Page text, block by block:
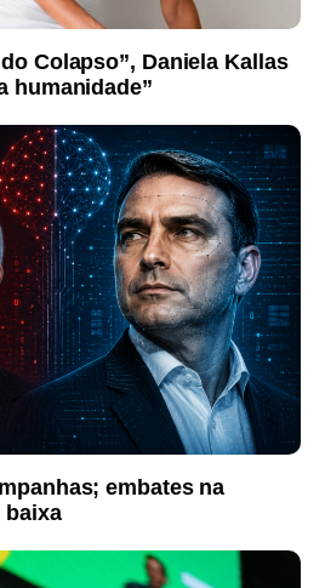
Colapso”, Daniela Kallas
humanidade”
embates na
baixa